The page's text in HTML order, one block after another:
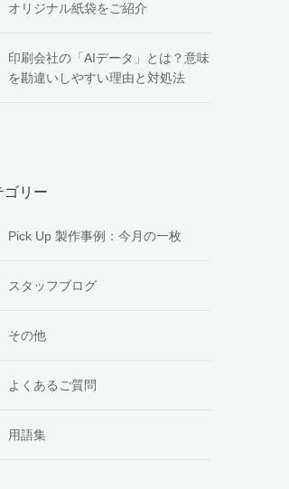
オリジナル紙袋をご紹介
印刷会社の「AIデータ」とは？意味
を勘違いしやすい理由と対処法
ゴリー
Pick Up 製作事例：今月の一枚
スタッフブログ
その他
よくあるご質問
用語集